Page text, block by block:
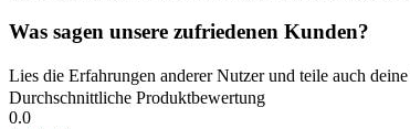
Was sagen unsere zufriedenen Kunden?
Lies die Erfahrungen anderer Nutzer und teile auch
Durchschnittliche Produktbewertung
0.0